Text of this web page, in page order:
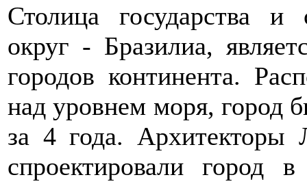
Столица государства и
округ - Бразилиа,
городов континента.
над уровнем моря, город
за 4 года.
спроектировали город